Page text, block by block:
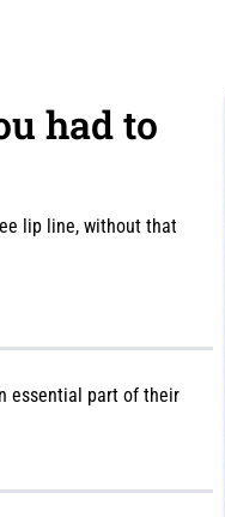
had to
lip line, without that
part of their